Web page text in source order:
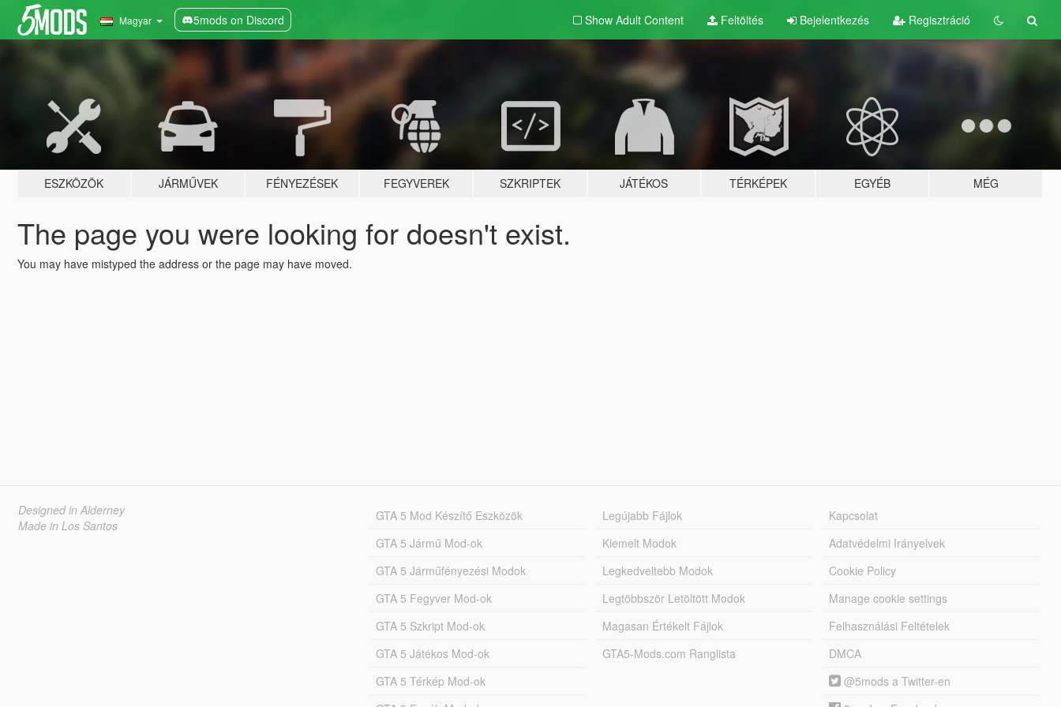
Magyar 5mods on Discord Show Adult Content Feltöltés Bejelentkezés Regisztráció
ESZKÖZÖK JÁRMŰVEK FÉNYEZÉSEK FEGYVEREK SZKRIPTEK JÁTÉKOS TÉRKÉPEK EGYÉB MÉG
The page you were looking for doesn't exist.
You may have mistyped the address or the page may have moved.
Designed in Alderney
Made in Los Santos
GTA 5 Mod Készítő Eszközök
GTA 5 Jármű Mod-ok
GTA 5 Járműfényezési Modok
GTA 5 Fegyver Mod-ok
GTA 5 Szkript Mod-ok
GTA 5 Játékos Mod-ok
GTA 5 Térkép Mod-ok
Legújabb Fájlok
Kiemelt Modok
Legkedveltebb Modok
Legtöbbször Letöltött Modok
Magasan Értékelt Fájlok
GTA5-Mods.com Ranglista
Kapcsolat
Adatvédelmi Irányelvek
Cookie Policy
Manage cookie settings
Felhasználási Feltételek
DMCA
@5mods a Twitter-en